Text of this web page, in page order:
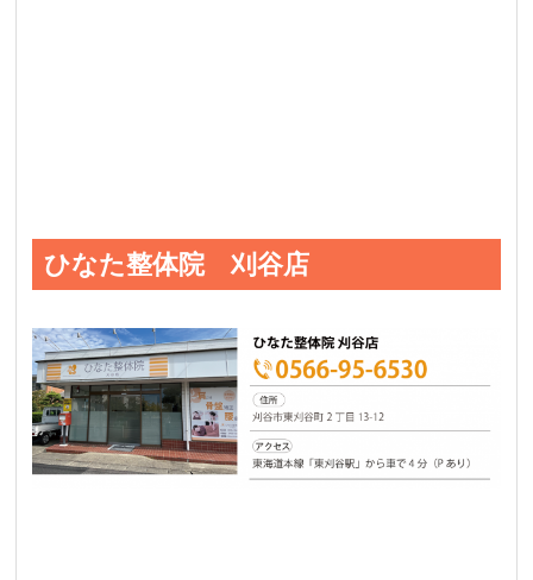
ひなた整体院 刈谷店